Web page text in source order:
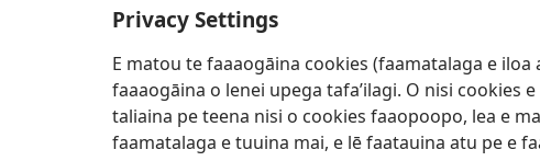
Privacy Settings
E matou te faaaogāina cookies (faamatalaga e
faaaogāina o lenei upega tafa’ilagi. O nisi cookies
taliaina pe teena nisi o cookies faaopoopo, lea e
faamatalaga e tuuina mai, e lē faatauina atu pe e
Tala Faalogologo